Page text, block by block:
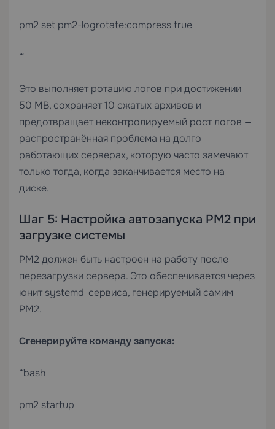
pm2 set pm2-logrotate:compress true
“`
Это выполняет ротацию логов при достижении
50 MB, сохраняет 10 сжатых архивов и
предотвращает неконтролируемый рост логов —
распространённая проблема на долго
работающих серверах, которую часто замечают
только тогда, когда заканчивается место на
диске.
Шаг 5: Настройка автозапуска PM2 при
загрузке системы
PM2 должен быть настроен на работу после
перезагрузки сервера. Это обеспечивается через
юнит systemd-сервиса, генерируемый самим
PM2.
Сгенерируйте команду запуска:
“`bash
pm2 startup